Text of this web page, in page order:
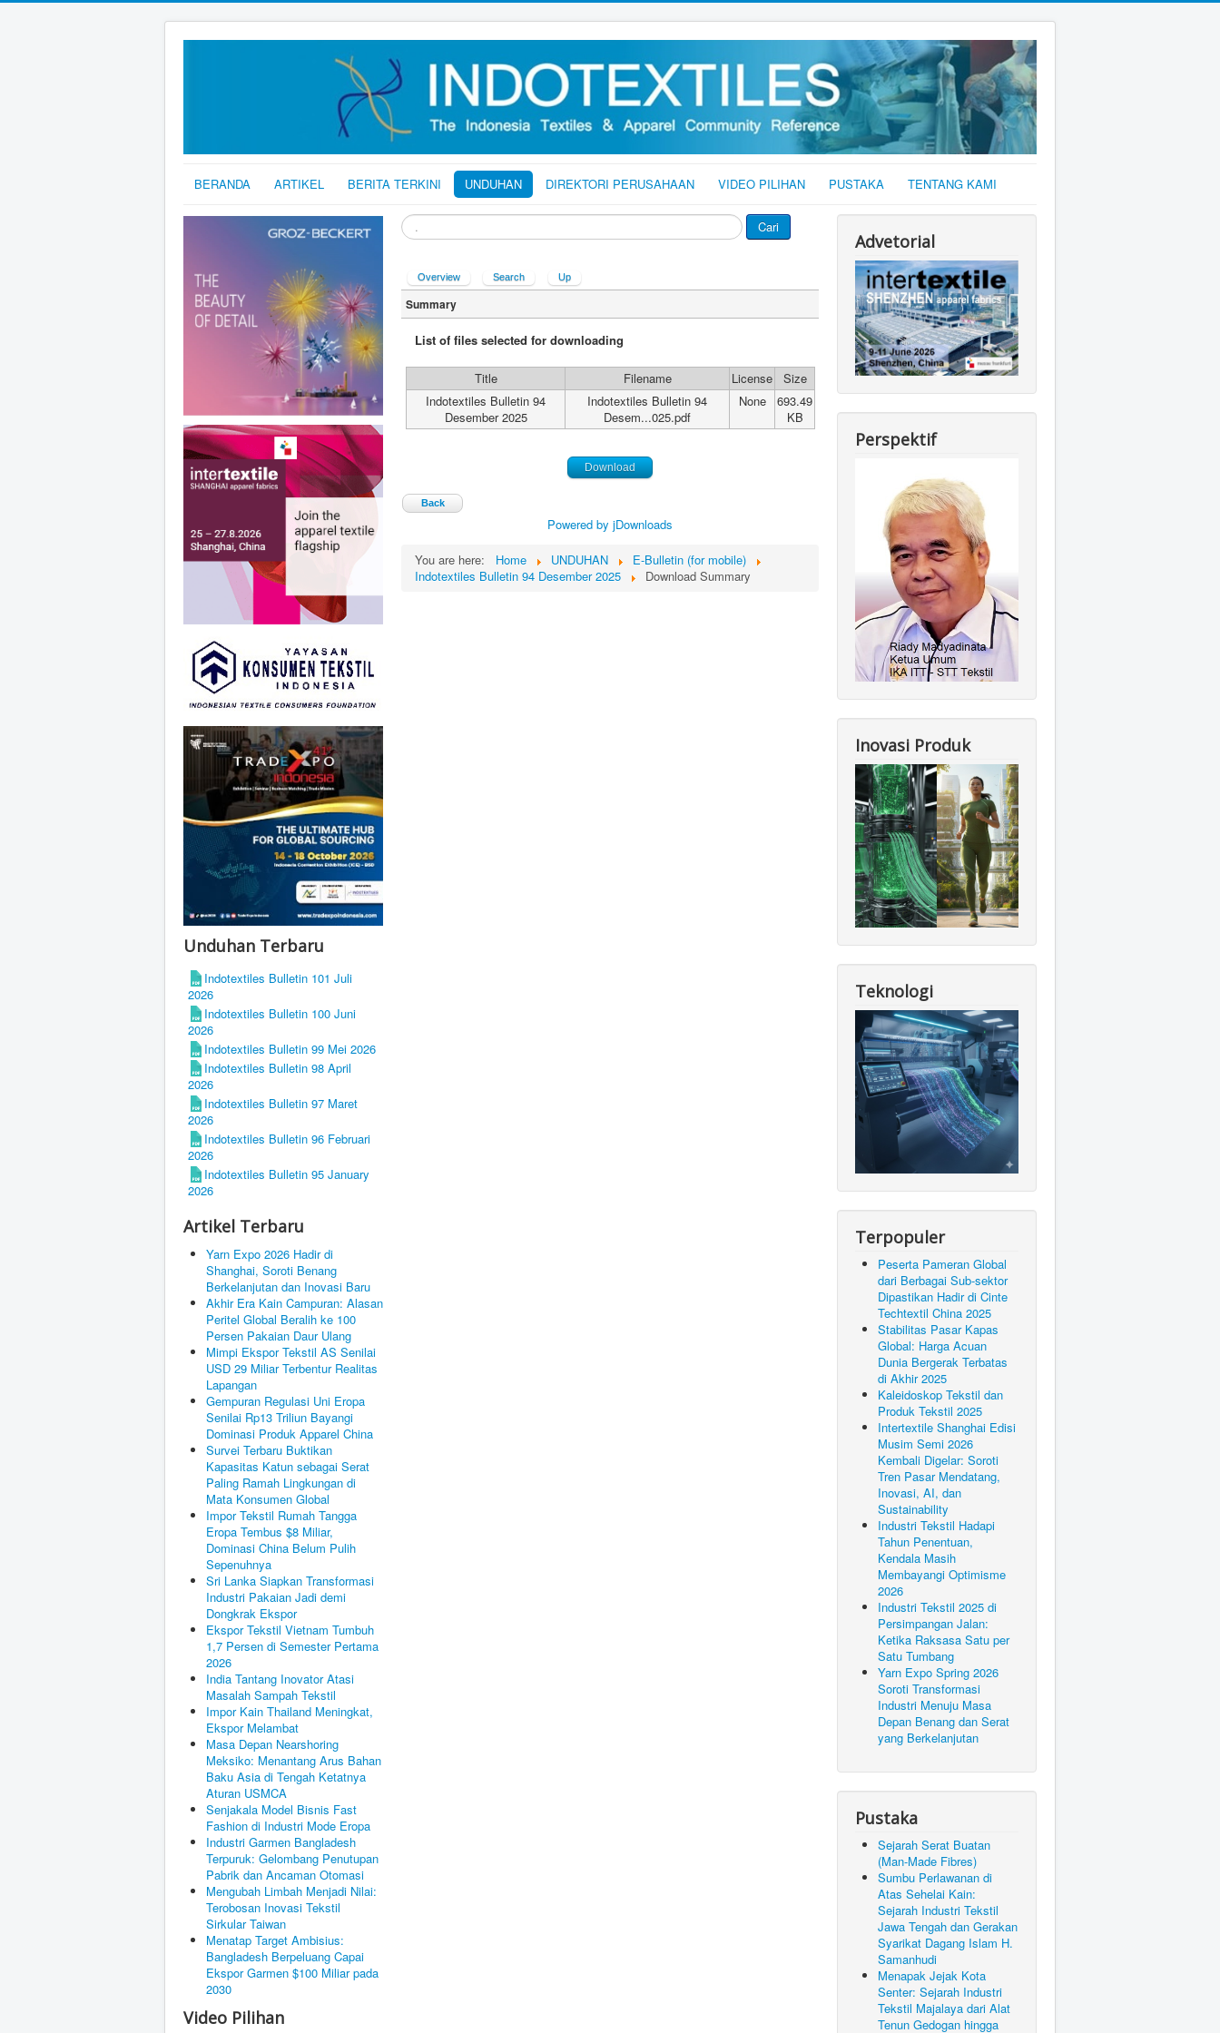
BERANDA ARTIKEL BERITA TERKINI UNDUHAN DIREKTORI PERUSAHAAN VIDEO PILIHAN PUSTAKA TENTANG KAMI
Unduhan Terbaru
Indotextiles Bulletin 101 Juli
2026
Indotextiles Bulletin 100 Juni
2026
Indotextiles Bulletin 99 Mei 2026
Indotextiles Bulletin 98 April
2026
Indotextiles Bulletin 97 Maret
2026
Indotextiles Bulletin 96 Februari
2026
Indotextiles Bulletin 95 January
2026
Artikel Terbaru
Yarn Expo 2026 Hadir di
Shanghai, Soroti Benang
Berkelanjutan dan Inovasi Baru
Akhir Era Kain Campuran: Alasan
Peritel Global Beralih ke 100
Persen Pakaian Daur Ulang
Mimpi Ekspor Tekstil AS Senilai
USD 29 Miliar Terbentur Realitas
Lapangan
Gempuran Regulasi Uni Eropa
Senilai Rp13 Triliun Bayangi
Dominasi Produk Apparel China
Survei Terbaru Buktikan
Kapasitas Katun sebagai Serat
Paling Ramah Lingkungan di
Mata Konsumen Global
Impor Tekstil Rumah Tangga
Eropa Tembus $8 Miliar,
Dominasi China Belum Pulih
Sepenuhnya
Sri Lanka Siapkan Transformasi
Industri Pakaian Jadi demi
Dongkrak Ekspor
Ekspor Tekstil Vietnam Tumbuh
1,7 Persen di Semester Pertama
2026
India Tantang Inovator Atasi
Masalah Sampah Tekstil
Impor Kain Thailand Meningkat,
Ekspor Melambat
Masa Depan Nearshoring
Meksiko: Menantang Arus Bahan
Baku Asia di Tengah Ketatnya
Aturan USMCA
Senjakala Model Bisnis Fast
Fashion di Industri Mode Eropa
Industri Garmen Bangladesh
Terpuruk: Gelombang Penutupan
Pabrik dan Ancaman Otomasi
Mengubah Limbah Menjadi Nilai:
Terobosan Inovasi Tekstil
Sirkular Taiwan
Menatap Target Ambisius:
Bangladesh Berpeluang Capai
Ekspor Garmen $100 Miliar pada
2030
Video Pilihan
Cari Cari
Overview Search Up
Summary
List of files selected for downloading
Title Filename License
Size
Indotextiles Bulletin 94
Desember 2025
Indotextiles Bulletin 94
Desem...025.pdf
None
693.49
KB
Download
Back
Powered by jDownloads
You are here: Home UNDUHAN
E-Bulletin (for mobile)
Indotextiles Bulletin 94 Desember 2025
Download Summary
Advetorial
Perspektif
Inovasi Produk
Teknologi
Terpopuler
Peserta Pameran Global
dari Berbagai Sub-sektor
Dipastikan Hadir di Cinte
Techtextil China 2025
Stabilitas Pasar Kapas
Global: Harga Acuan
Dunia Bergerak Terbatas
di Akhir 2025
Kaleidoskop Tekstil dan
Produk Tekstil 2025
Intertextile Shanghai Edisi
Musim Semi 2026
Kembali Digelar: Soroti
Tren Pasar Mendatang,
Inovasi, AI, dan
Sustainability
Industri Tekstil Hadapi
Tahun Penentuan,
Kendala Masih
Membayangi Optimisme
2026
Industri Tekstil 2025 di
Persimpangan Jalan:
Ketika Raksasa Satu per
Satu Tumbang
Yarn Expo Spring 2026
Soroti Transformasi
Industri Menuju Masa
Depan Benang dan Serat
yang Berkelanjutan
Pustaka
Sejarah Serat Buatan
(Man-Made Fibres)
Sumbu Perlawanan di
Atas Sehelai Kain:
Sejarah Industri Tekstil
Jawa Tengah dan Gerakan
Syarikat Dagang Islam H.
Samanhudi
Menapak Jejak Kota
Senter: Sejarah Industri
Tekstil Majalaya dari Alat
Tenun Gedogan hingga